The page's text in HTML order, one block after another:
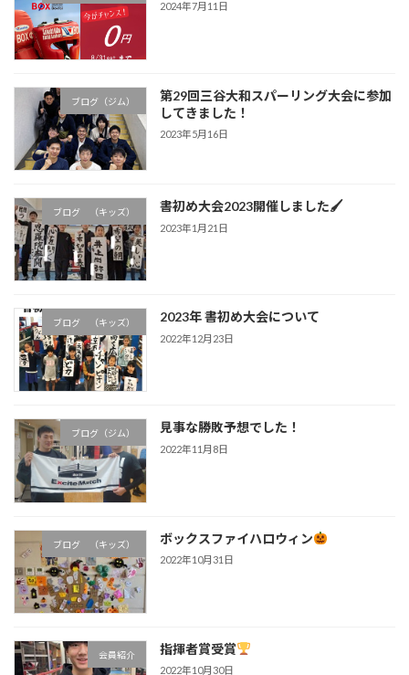
2024年7月11日
ブログ（ジム）
第29回三谷大和スパーリング大会に参加
してきました！
2023年5月16日
ブログ （キッズ） 書初め大会2023開催しました🖌
2023年1月21日
ブログ （キッズ） 2023年 書初め大会について
2022年12月23日
ブログ（ジム） 見事な勝敗予想でした！
2022年11月8日
ブログ （キッズ） ボックスファイハロウィン
2022年10月31日
会員紹介 指揮者賞受賞
2022年10月30日